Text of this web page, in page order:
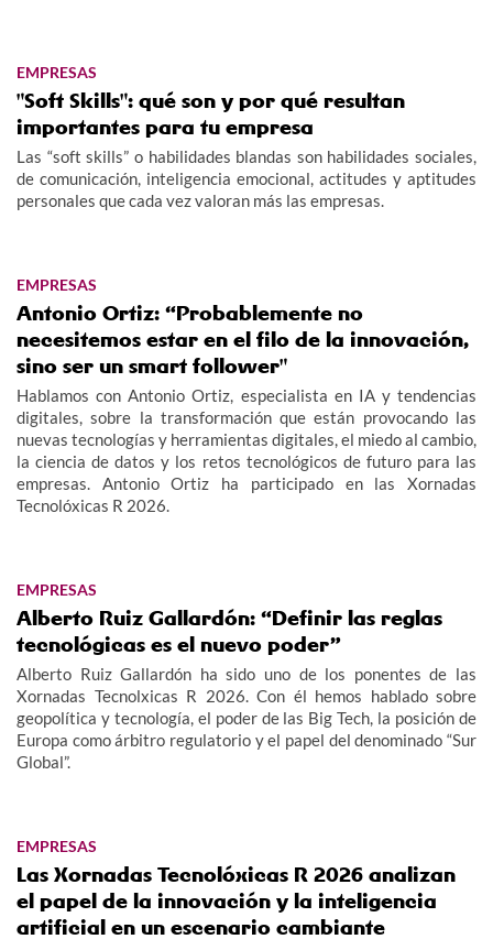
EMPRESAS
"Soft Skills": qué son y por qué resultan
importantes para tu empresa
Las “soft skills” o habilidades blandas son habilidades sociales,
de comunicación, inteligencia emocional, actitudes y aptitudes
personales que cada vez valoran más las empresas.
EMPRESAS
Antonio Ortiz: “Probablemente no
necesitemos estar en el filo de la innovación,
sino ser un smart follower"
Hablamos con Antonio Ortiz, especialista en IA y tendencias
digitales, sobre la transformación que están provocando las
nuevas tecnologías y herramientas digitales, el miedo al cambio,
la ciencia de datos y los retos tecnológicos de futuro para las
empresas. Antonio Ortiz ha participado en las Xornadas
Tecnolóxicas R 2026.
EMPRESAS
Alberto Ruiz Gallardón: “Definir las reglas
tecnológicas es el nuevo poder”
Alberto Ruiz Gallardón ha sido uno de los ponentes de las
Xornadas Tecnolxicas R 2026. Con él hemos hablado sobre
geopolítica y tecnología, el poder de las Big Tech, la posición de
Europa como árbitro regulatorio y el papel del denominado “Sur
Global”.
EMPRESAS
Las Xornadas Tecnolóxicas R 2026 analizan
el papel de la innovación y la inteligencia
artificial en un escenario cambiante